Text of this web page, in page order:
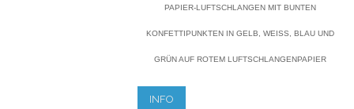
PAPIER-LUFTSCHLANGEN MIT BUNTEN
KONFETTIPUNKTEN IN GELB, WEISS, BLAU UND G
RÜN AUF ROTEM LUFTSCHLANGENPAPIER
INFO